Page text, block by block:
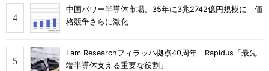
中国パワー半導体市場、35年に3兆2742億円規模に 価
格競争さらに激化
Lam Researchフィラッハ拠点40周年 Rapidus「最先
端半導体支える重要な役割」